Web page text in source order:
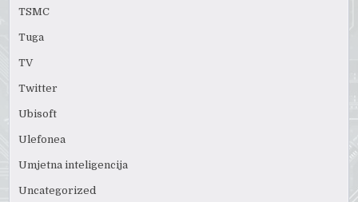
TSMC
Tuga
TV
Twitter
Ubisoft
Ulefonea
Umjetna inteligencija
Uncategorized